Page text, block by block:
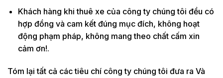
Khách hàng khi thuê xe của công ty chúng tôi đều có
hợp đồng và cam kết đúng mục đích, không hoạt
động phạm pháp, không mang theo chất cấm xin
cảm ơn!.
Tóm lại tất cả các tiêu chí công ty chúng tôi đưa ra Và